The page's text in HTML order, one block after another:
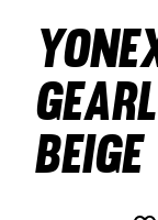
Beige